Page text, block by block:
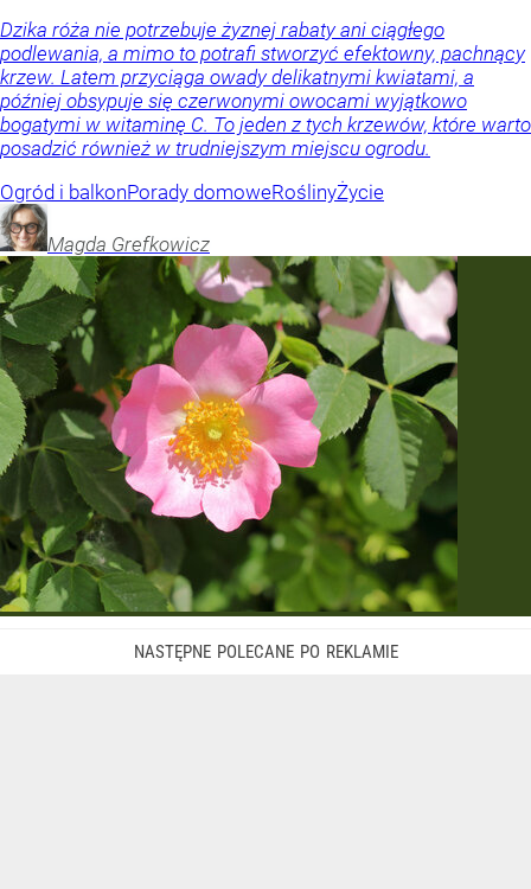
Dzika róża nie potrzebuje żyznej rabaty ani ciągłego
podlewania, a mimo to potrafi stworzyć efektowny, pachnący
krzew. Latem przyciąga owady delikatnymi kwiatami, a
później obsypuje się czerwonymi owocami wyjątkowo
bogatymi w witaminę C. To jeden z tych krzewów, które warto
posadzić również w trudniejszym miejscu ogrodu.
Ogród i balkonPorady domoweRoślinyŻycie
Magda Grefkowicz